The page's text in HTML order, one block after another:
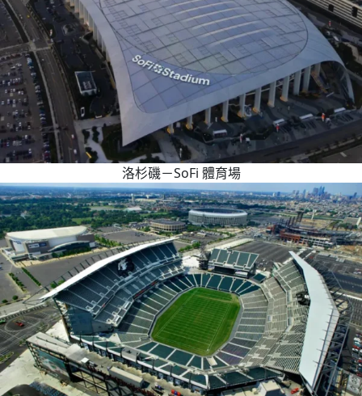
洛杉磯－SoFi 體育場